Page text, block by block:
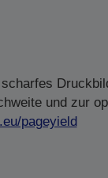
und zur
pageyield